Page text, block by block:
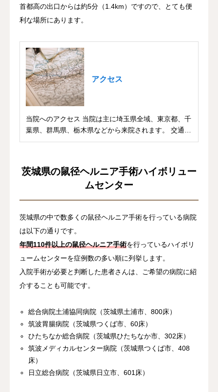
首都高の出口からは約5分（1.4km）ですので、とても便
利な場所にあります。
アクセス
当院へのアクセス 当院は主に埼玉県全域、東京都、千
葉県、群馬県、栃木県などから来院されます。 交通
の...
茨城県の鼠径ヘルニア手術ハイボリュー
ムセンター
茨城県の中で数多くの鼠径ヘルニア手術を行っている病院
は以下の通りです。
年間110件以上の鼠径ヘルニア手術を行っているハイボリ
ュームセンターを症例数の多い順に列挙します。
入院手術が必要と判断した患者さんは、ご希望の病院に紹
介することも可能です。
総合病院土浦協同病院（茨城県土浦市、800床）
筑波胃腸病院（茨城県つくば市、60床）
ひたちなか総合病院（茨城県ひたちなか市、302床）
筑波メディカルセンター病院（茨城県つくば市、408
床）
日立総合病院（茨城県日立市、601床）